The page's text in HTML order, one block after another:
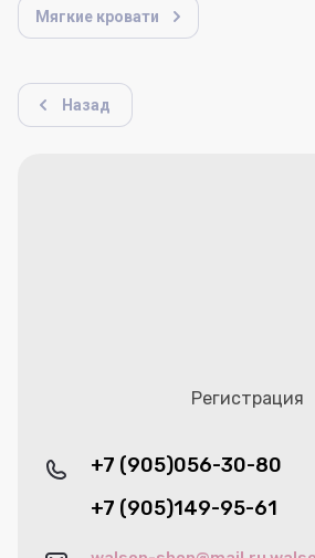
Мягкие кровати
Назад
Регистрация
+7 (905)056-30-80
+7 (905)149-95-61